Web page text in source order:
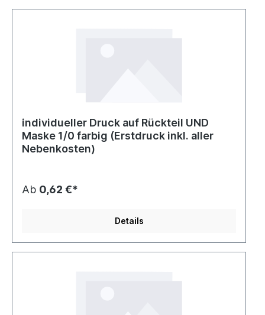
individueller Druck auf Rückteil UND
Maske 1/0 farbig (Erstdruck inkl. aller
Nebenkosten)
Ab 0,62 €*
Details